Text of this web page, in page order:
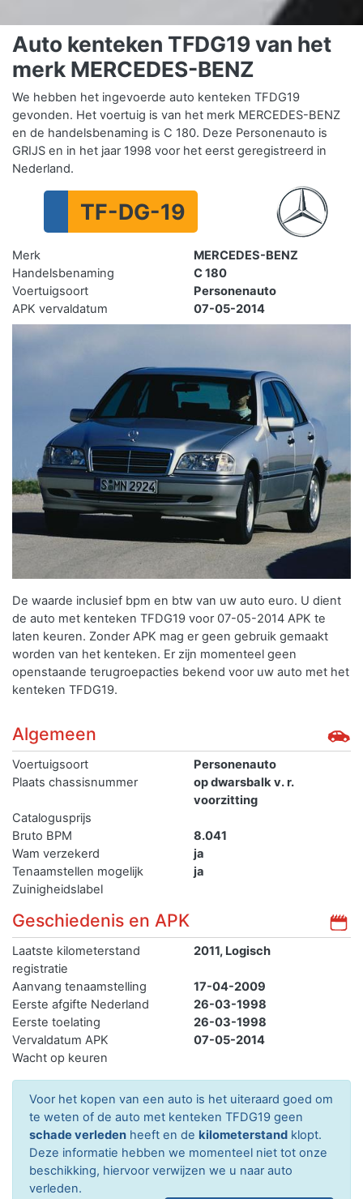
Auto kenteken TFDG19 van het
merk MERCEDES-BENZ
We hebben het ingevoerde auto kenteken TFDG19
gevonden. Het voertuig is van het merk MERCEDES-BENZ
en de handelsbenaming is C 180. Deze Personenauto is
GRIJS en in het jaar 1998 voor het eerst geregistreerd in
Nederland.
TF-DG-19
Merk
MERCEDES-BENZ
Handelsbenaming
C 180
Voertuigsoort
Personenauto
APK vervaldatum
07-05-2014
De waarde inclusief bpm en btw van uw auto euro. U dient
de auto met kenteken TFDG19 voor 07-05-2014 APK te
laten keuren. Zonder APK mag er geen gebruik gemaakt
worden van het kenteken. Er zijn momenteel geen
openstaande terugroepacties bekend voor uw auto met het
kenteken TFDG19.
Algemeen
Voertuigsoort
Personenauto
Plaats chassisnummer
op dwarsbalk v. r.
voorzitting
Catalogusprijs
Bruto BPM
8.041
Wam verzekerd
ja
Tenaamstellen mogelijk
ja
Zuinigheidslabel
Geschiedenis en APK
Laatste kilometerstand
registratie
2011, Logisch
Aanvang tenaamstelling
17-04-2009
Eerste afgifte Nederland
26-03-1998
Eerste toelating
26-03-1998
Vervaldatum APK
07-05-2014
Wacht op keuren
Voor het kopen van een auto is het uiteraard goed om
te weten of de auto met kenteken TFDG19 geen
schade verleden heeft en de kilometerstand klopt.
Deze informatie hebben we momenteel niet tot onze
beschikking, hiervoor verwijzen we u naar auto
verleden.